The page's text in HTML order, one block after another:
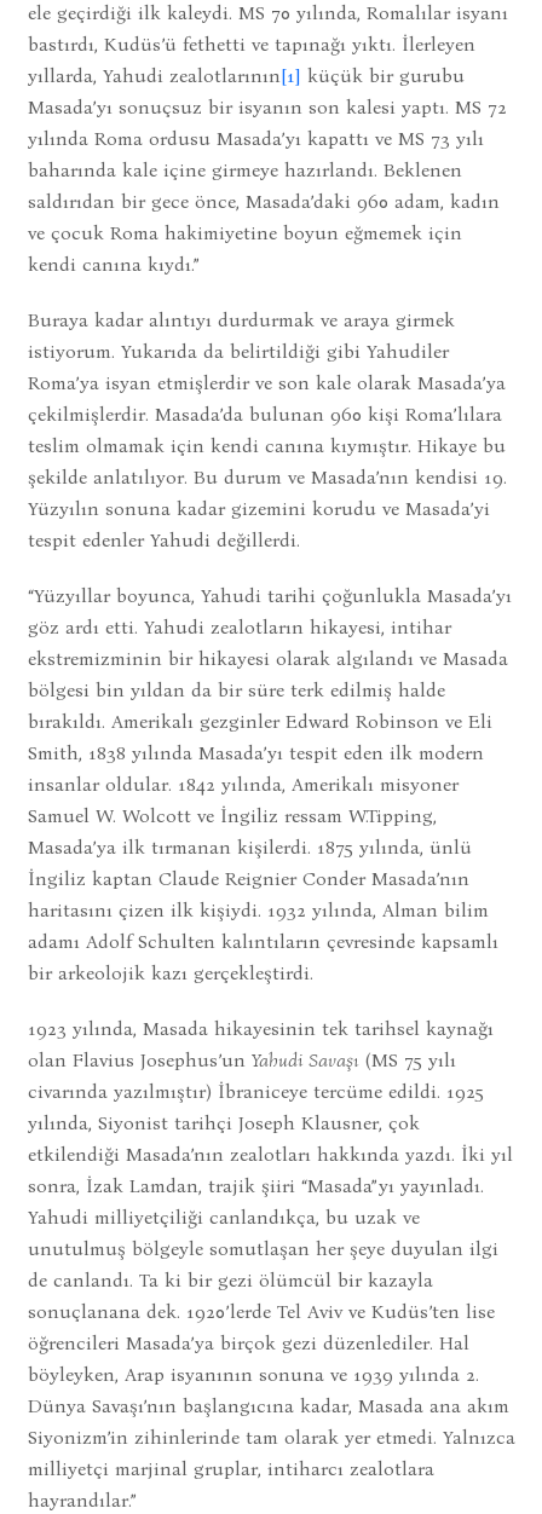
ele geçirdiği ilk kaleydi. MS 70 yılında, Romalılar isyanı
bastırdı, Kudüs’ü fethetti ve tapınağı yıktı. İlerleyen
yıllarda, Yahudi zealotlarının[1] küçük bir gurubu
Masada’yı sonuçsuz bir isyanın son kalesi yaptı. MS 72
yılında Roma ordusu Masada’yı kapattı ve MS 73 yılı
baharında kale içine girmeye hazırlandı. Beklenen
saldırıdan bir gece önce, Masada’daki 960 adam, kadın
ve çocuk Roma hakimiyetine boyun eğmemek için
kendi canına kıydı.”
Buraya kadar alıntıyı durdurmak ve araya girmek
istiyorum. Yukarıda da belirtildiği gibi Yahudiler
Roma’ya isyan etmişlerdir ve son kale olarak Masada’ya
çekilmişlerdir. Masada’da bulunan 960 kişi Roma’lılara
teslim olmamak için kendi canına kıymıştır. Hikaye bu
şekilde anlatılıyor. Bu durum ve Masada’nın kendisi 19.
Yüzyılın sonuna kadar gizemini korudu ve Masada’yi
tespit edenler Yahudi değillerdi.
“Yüzyıllar boyunca, Yahudi tarihi çoğunlukla Masada’yı
göz ardı etti. Yahudi zealotların hikayesi, intihar
ekstremizminin bir hikayesi olarak algılandı ve Masada
bölgesi bin yıldan da bir süre terk edilmiş halde
bırakıldı. Amerikalı gezginler Edward Robinson ve Eli
Smith, 1838 yılında Masada’yı tespit eden ilk modern
insanlar oldular. 1842 yılında, Amerikalı misyoner
Samuel W. Wolcott ve İngiliz ressam W.Tipping,
Masada’ya ilk tırmanan kişilerdi. 1875 yılında, ünlü
İngiliz kaptan Claude Reignier Conder Masada’nın
haritasını çizen ilk kişiydi. 1932 yılında, Alman bilim
adamı Adolf Schulten kalıntıların çevresinde kapsamlı
bir arkeolojik kazı gerçekleştirdi.
1923 yılında, Masada hikayesinin tek tarihsel kaynağı
olan Flavius Josephus’un Yahudi Savaşı (MS 75 yılı
civarında yazılmıştır) İbraniceye tercüme edildi. 1925
yılında, Siyonist tarihçi Joseph Klausner, çok
etkilendiği Masada’nın zealotları hakkında yazdı. İki yıl
sonra, İzak Lamdan, trajik şiiri “Masada”yı yayınladı.
Yahudi milliyetçiliği canlandıkça, bu uzak ve
unutulmuş bölgeyle somutlaşan her şeye duyulan ilgi
de canlandı. Ta ki bir gezi ölümcül bir kazayla
sonuçlanana dek. 1920’lerde Tel Aviv ve Kudüs’ten lise
öğrencileri Masada’ya birçok gezi düzenlediler. Hal
böyleyken, Arap isyanının sonuna ve 1939 yılında 2.
Dünya Savaşı’nın başlangıcına kadar, Masada ana akım
Siyonizm’in zihinlerinde tam olarak yer etmedi. Yalnızca
milliyetçi marjinal gruplar, intiharcı zealotlara
hayrandılar.”